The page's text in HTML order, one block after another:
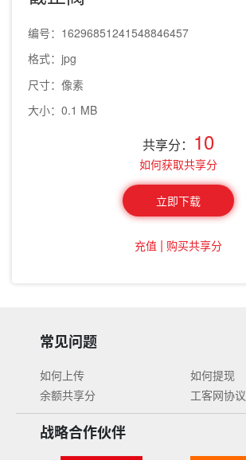
编号：16296851241548846457
格式：jpg
尺寸：像素
大小：0.1 MB
共享分： 10
如何获取共享分
立即下载
充值 | 购买共享分
常见问题
如何上传
如何提现
余额共享分
工客网协议
战略合作伙伴